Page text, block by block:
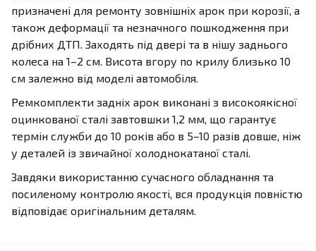
призначені для ремонту зовнішніх арок при корозії, а
також деформації та незначного пошкодження при
дрібних ДТП. Заходять під двері та в нішу заднього
колеса на 1–2 см. Висота вгору по крилу близько 10
см залежно від моделі автомобіля.
Ремкомплекти задніх арок виконані з високоякісної
оцинкованої сталі завтовшки 1,2 мм, що гарантує
термін служби до 10 років або в 5–10 разів довше, ніж
у деталей із звичайної холоднокатаної сталі.
Завдяки використанню сучасного обладнання та
посиленому контролю якості, вся продукція повністю
відповідає оригінальним деталям.